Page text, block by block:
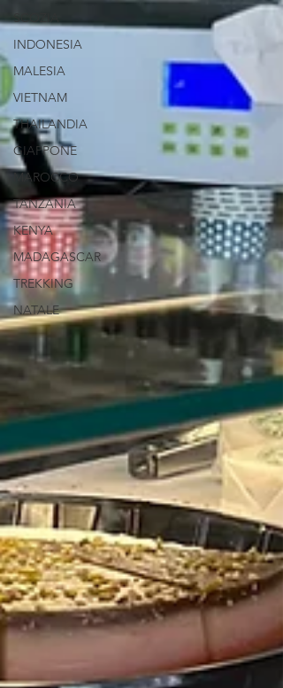
SCOZIA
INDONESIA
MALESIA
VIETNAM
THAILANDIA
GIAPPONE
MAROCCO
TANZANIA
KENYA
MADAGASCAR
TREKKING
NATALE